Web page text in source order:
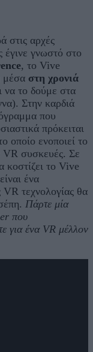
στις αρχές
έγινε γνωστό στο
, το Vive
μέσα στη χρονιά
να το δούμε στα
Στην καρδιά
που
πρόκειται
οποίο ενοποιεί το
VR συσκευές. Σε
κοστίζει το Vive
ένα
τεχνολογίας θα
Πάρτε μία
που
για ένα VR μέλλον